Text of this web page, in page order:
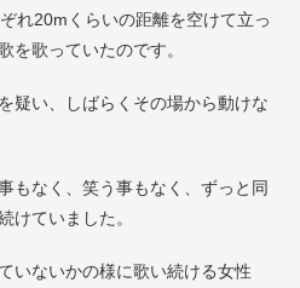
れ20mくらいの距離を空けて立っ
を歌っていたのです。
疑い、しばらくその場から動けな
もなく、笑う事もなく、ずっと同
けていました。
いないかの様に歌い続ける女性